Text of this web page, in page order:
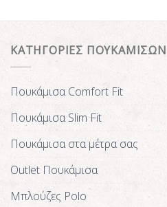
ΚΑΤΗΓΟΡΙΕΣ ΠΟΥΚΑΜΙΣΩΝ
Πουκάμισα Comfort Fit
Πουκάμισα Slim Fit
Πουκάμισα στα μέτρα σας
Outlet Πουκάμισα
Μπλούζες Polo